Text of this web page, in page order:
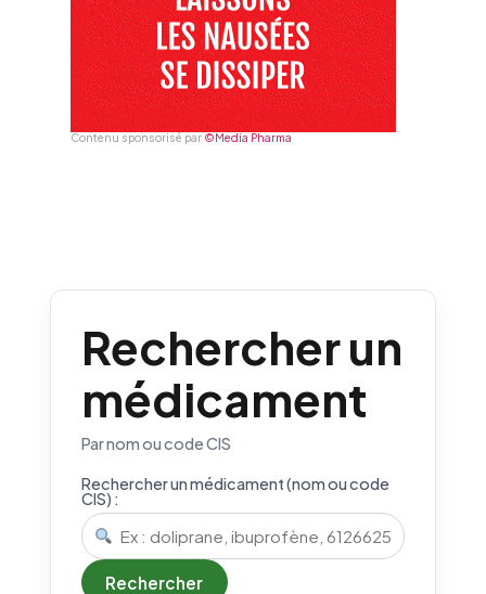
Contenu sponsorisé par ©Media Pharma
Rechercher un
médicament
Par nom ou code CIS
Rechercher un médicament (nom ou code
CIS) :
Rechercher